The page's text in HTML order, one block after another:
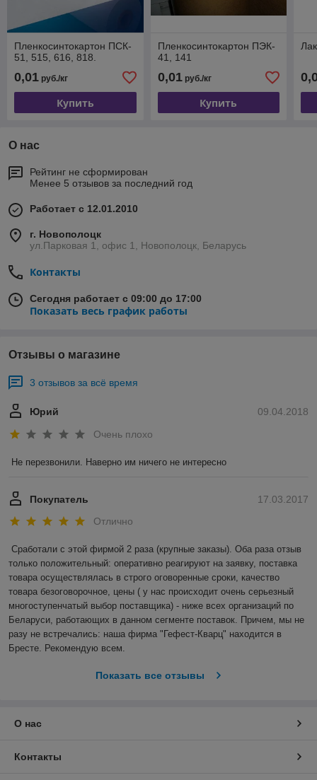
Пленкосинтокартон ПСК-
51, 515, 616, 818.
0,01 руб./кг
Купить
Пленкосинтокартон ПЭК-
41, 141
0,01руб./кг
Купить
О нас
Рейтинг не сформирован
Менее 5 отзывов за последний год
Работает с 12.01.2010
г. Новополоцк
ул.Парковая 1, офис 1, Новополоцк, Беларусь
Контакты
Сегодня работает с 09:00 до 17:00
Показать весь график работы
Отзывы о магазине
3 отзывов за всё время
09.04.2018
Юрий
Очень плохо
Не перезвонили. Наверно им ничего не интересно
17.03.2017
Покупатель
Отлично
Сработали с этой фирмой 2 раза (крупные заказы). Оба раза отзыв
только положительный: оперативно реагируют на заявку, поставка
товара осуществлялась в строго оговоренные сроки, качество
товара безоговорочное, цены ( у нас происходит очень серьезный
многоступенчатый выбор поставщика) - ниже всех организаций по
Беларуси, работающих в данном сегменте поставок. Причем, мы не
разу не встречались: наша фирма "Гефест-Кварц" находится в
Бресте. Рекомендую всем.
Показать все отзывы
О нас
Контакты